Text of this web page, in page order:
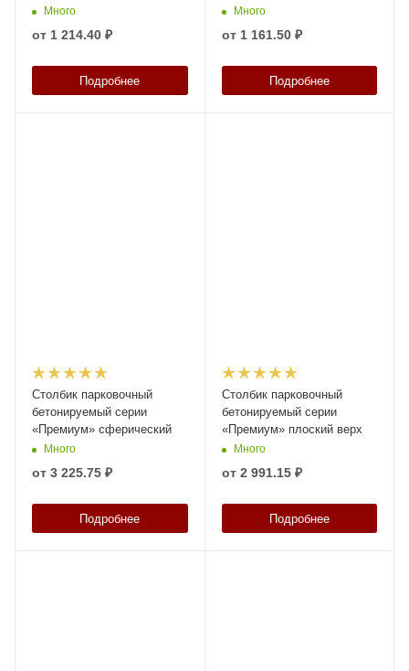
Много
от 1 214.40 ₽
Подробнее
Много
от 1 161.50 ₽
Подробнее
Столбик парковочный
бетонируемый серии
«Премиум» сферический
Много
от 3 225.75 ₽
Подробнее
Столбик парковочный
бетонируемый серии
«Премиум» плоский верх
Много
от 2 991.15 ₽
Подробнее